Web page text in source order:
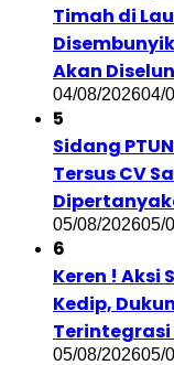
Timah di
Akan
04/08/202604/
5
Sidang
Tersus CV
05/08/202605/
6
Keren ! Aksi
Kedip,
Terintegrasi
05/08/202605/